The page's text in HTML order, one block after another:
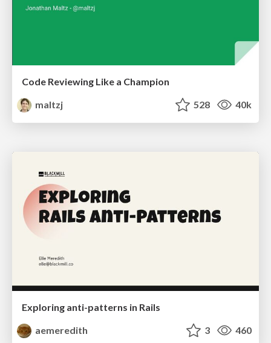
Code Reviewing Like a Champion
maltzj
528 40k
Exploring anti-patterns in Rails
aemeredith
3 460